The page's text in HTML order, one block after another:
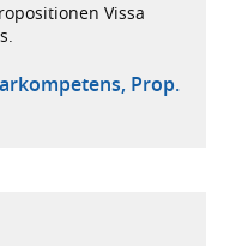
Vissa
Prop.